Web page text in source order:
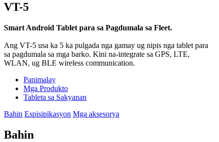
VT-5
Smart Android Tablet para sa Pagdumala sa Fleet.
Ang VT-5 usa ka 5 ka pulgada nga gamay ug nipis nga tablet para
sa pagdumala sa mga barko. Kini na-integrate sa GPS, LTE,
WLAN, ug BLE wireless communication.
Panimalay
Mga Produkto
Tableta sa Sakyanan
Bahin Espisipikasyon Mga aksesorya
Bahin